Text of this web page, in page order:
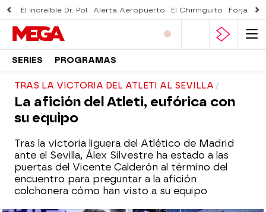
El increíble Dr. Pol Alerta Aeropuerto El Chiringuito Forjado
SERIES PROGRAMAS
TRAS LA VICTORIA DEL ATLETI AL SEVILLA
La afición del Atleti, eufórica con
su equipo
Tras la victoria liguera del Atlético de Madrid
ante el Sevilla, Álex Silvestre ha estado a las
puertas del Vicente Calderón al término del
encuentro para preguntar a la afición
colchonera cómo han visto a su equipo